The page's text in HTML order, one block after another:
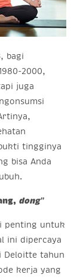
bagi
2000,
juga
tingginya
bisa Anda
dong”
penting untuk
ini dipercaya
Deloitte tahun
kerja yang